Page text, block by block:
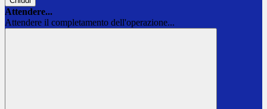
Attendere...
Attendere il completamento dell'operazione...